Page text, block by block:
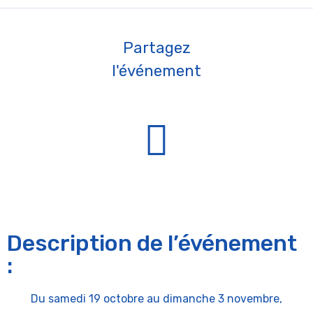
Partagez
l'événement
Description de l’événement
:
Du samedi 19 octobre au dimanche 3 novembre,